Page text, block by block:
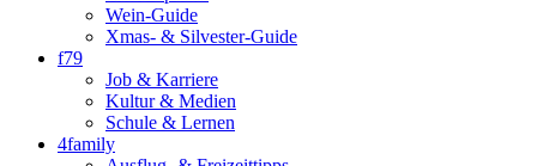
Wein-Guide
Xmas- & Silvester-Guide
f79
Job & Karriere
Kultur & Medien
Schule & Lernen
4family